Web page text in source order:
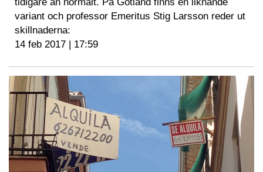
variant och professor Emeritus Stig Larsson reder ut
skillnaderna:
14 feb 2017 | 17:59